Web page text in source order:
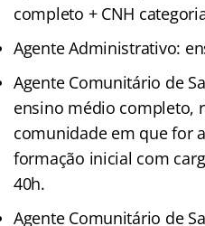
completo + CNH categoria
Agente Administrativo:
Agente Comunitário de
ensino médio completo,
comunidade em que for
formação inicial com
40h.
Agente Comunitário de